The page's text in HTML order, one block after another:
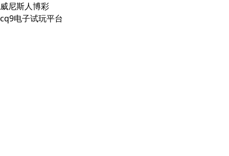
威尼斯人博彩
cq9电子试玩平台